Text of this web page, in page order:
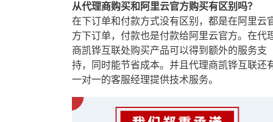
从代理商购买和阿里云官方购买有区别吗？
在下订单和付款方式没有区别，都是在阿里云
方下订单，付款也是付款给阿里云官方。在代
商凯铧互联处购买产品可以得到额外的服务支
持，同时能节省成本。并且代理商凯铧互联还
一对一的客服经理提供技术服务。